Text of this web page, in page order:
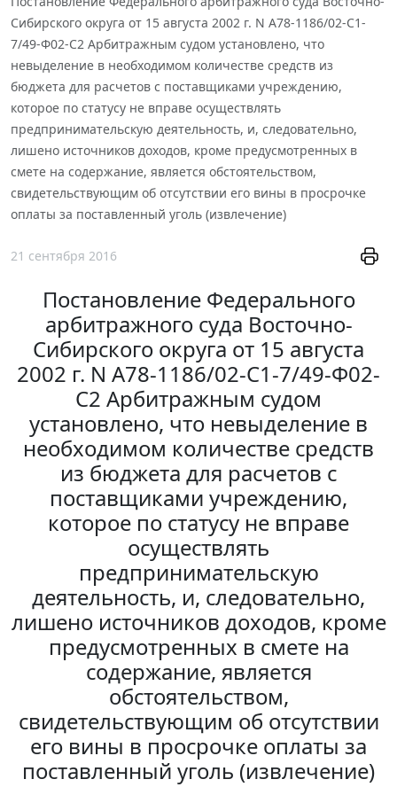
Сибирского округа от 15 августа 2002 г. N А78-1186/02-С1-
7/49-Ф02-С2 Арбитражным судом установлено, что
невыделение в необходимом количестве средств из
бюджета для расчетов с поставщиками учреждению,
которое по статусу не вправе осуществлять
предпринимательскую деятельность, и, следовательно,
лишено источников доходов, кроме предусмотренных в
смете на содержание, является обстоятельством,
свидетельствующим об отсутствии его вины в просрочке
оплаты за поставленный уголь (извлечение)
21 сентября 2016
Постановление Федерального
арбитражного суда Восточно-
Сибирского округа от 15 августа
2002 г. N А78-1186/02-С1-7/49-Ф02-
С2 Арбитражным судом
установлено, что невыделение в
необходимом количестве средств
из бюджета для расчетов с
поставщиками учреждению,
которое по статусу не вправе
осуществлять
предпринимательскую
деятельность, и, следовательно,
лишено источников доходов, кроме
предусмотренных в смете на
содержание, является
обстоятельством,
свидетельствующим об отсутствии
его вины в просрочке оплаты за
поставленный уголь (извлечение)